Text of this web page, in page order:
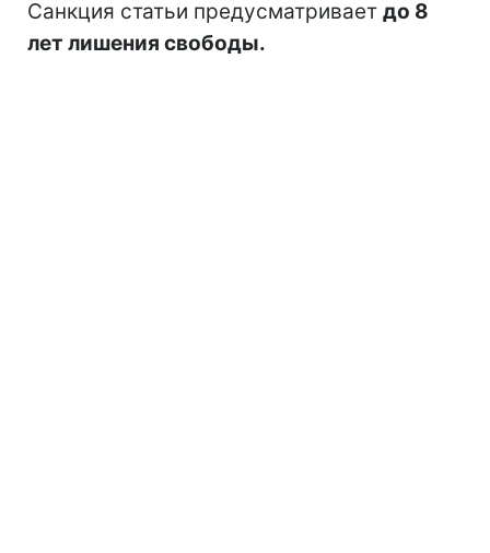
Санкция статьи предусматривает до 8
лет лишения свободы.